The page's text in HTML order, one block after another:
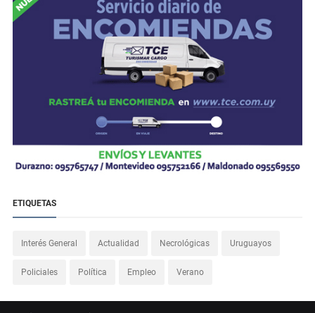
ETIQUETAS
Interés General Actualidad Necrológicas Uruguayos
Policiales Política Empleo Verano